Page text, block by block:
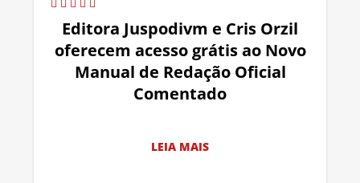
Editora Juspodivm e Cris Orzil
oferecem acesso grátis ao Novo
Manual de Redação Oficial
Comentado
LEIA MAIS